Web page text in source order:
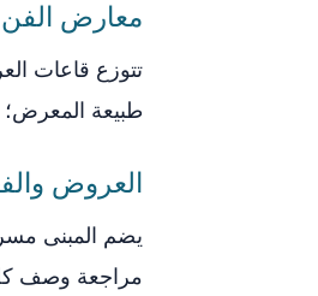
معارض الفن
تتوزع قاعات
طبيعة المعرض؛
العروض
يضم المبنى
مراجعة وصف